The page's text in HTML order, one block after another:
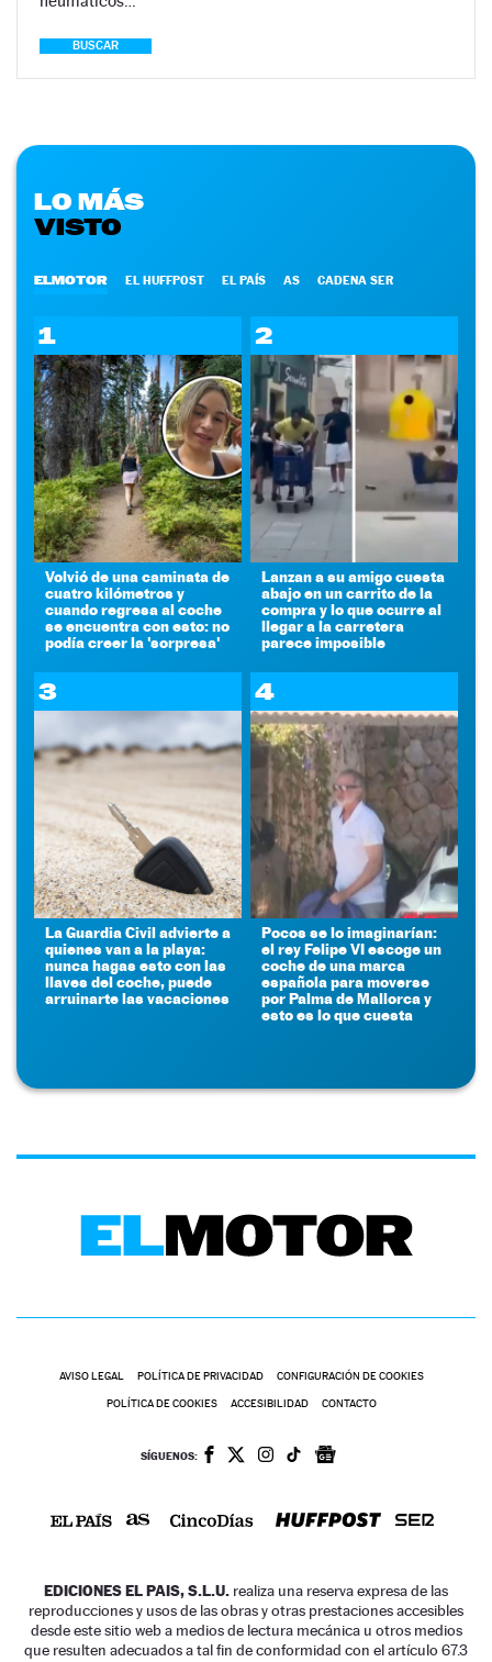
BUSCAR
LO MÁS
VISTO
ELMOTOR EL HUFFPOST EL PAÍS AS CADENA SER
1
Volvió de una caminata de
cuatro kilómetros y
cuando regresa al coche
se encuentra con esto: no
podía creer la 'sorpresa'
2
Lanzan a su amigo cuesta
abajo en un carrito de la
compra y lo que ocurre al
llegar a la carretera
parece imposible
3
La Guardia Civil advierte a
quienes van a la playa:
nunca hagas esto con las
llaves del coche, puede
arruinarte las vacaciones
4
Pocos se lo imaginarían:
el rey Felipe VI escoge un
coche de una marca
española para moverse
por Palma de Mallorca y
esto es lo que cuesta
AVISO LEGAL POLÍTICA DE PRIVACIDAD CONFIGURACIÓN DE COOKIES
POLÍTICA DE COOKIES ACCESIBILIDAD CONTACTO
SÍGUENOS:
EDICIONES EL PAIS, S.L.U. realiza una reserva expresa de las
reproducciones y usos de las obras y otras prestaciones accesibles
desde este sitio web a medios de lectura mecánica u otros medios
que resulten adecuados a tal fin de conformidad con el artículo 67.3